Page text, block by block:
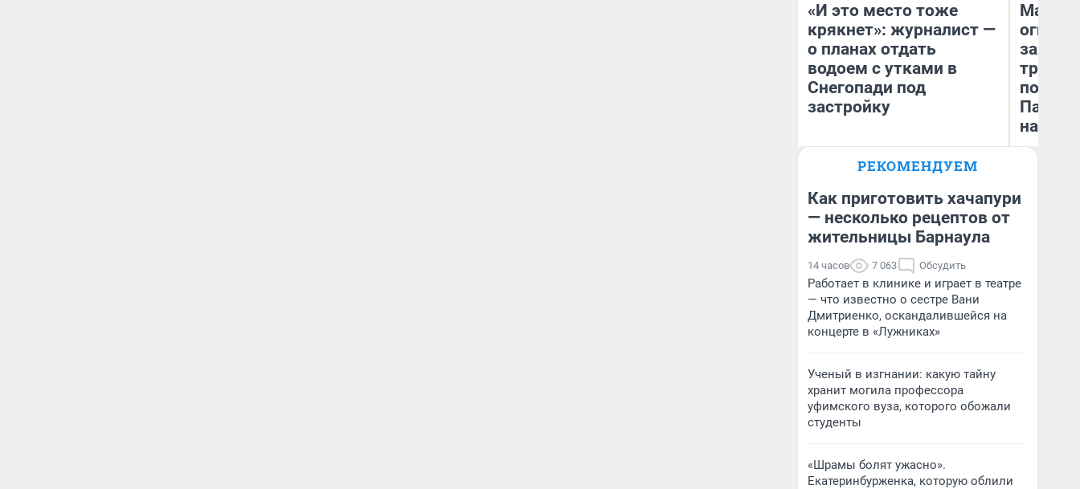
«И это место тоже
крякнет»: журналист —
о планах отдать
водоем с утками в
Снегопади под
застройку
Алиса Князева
VLADIVOSTOK1.RU
Мало,
огня…
третий
нас
РЕКОМЕНДУЕМ
Как приготовить хачапури
— несколько рецептов от
жительницы Барнаула
14 часов 7 063 Обсудить
Работает в клинике и играет в театре
— что известно о сестре Вани
Дмитриенко, оскандалившейся на
концерте в «Лужниках»
Ученый в изгнании: какую тайну
хранит могила профессора
уфимского вуза, которого обожали
студенты
«Шрамы болят ужасно».
Екатеринбурженка, которую облили